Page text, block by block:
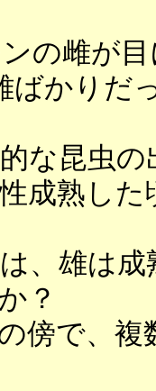
の雌が
ばかりだ
な昆虫
成熟し
、雄は
？
傍で、